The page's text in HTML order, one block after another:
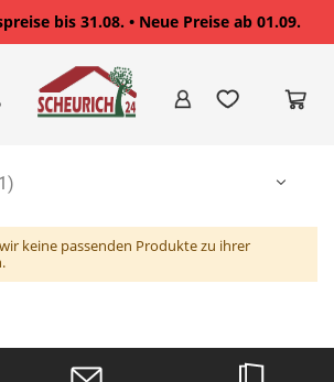
bis 31.08. • Neue Preise ab 01.09.
keine passenden Produkte zu ihrer